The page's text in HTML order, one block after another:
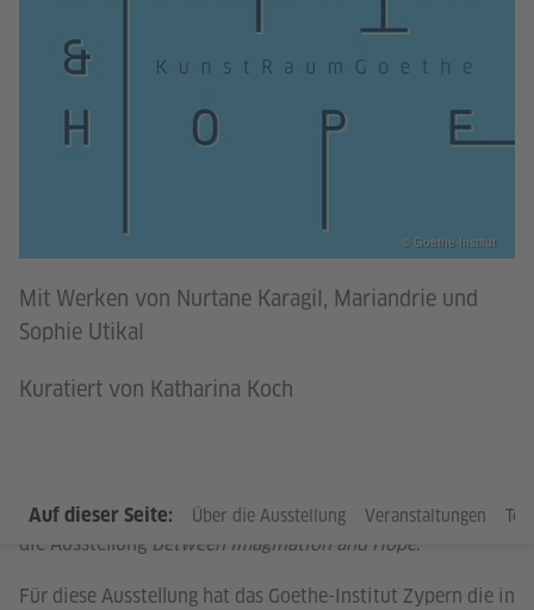
© Goethe-Institut
Mit Werken von Nurtane Karagil, Mariandrie und
Sophie Utikal
Kuratiert von Katharina Koch
Auf dieser Seite: Über die Ausstellung Veranstaltungen
In seiner vierten Ausgabe präsentiertKunstRaumGoethe
die Ausstellung Between Imagination and Hope.
Für diese Ausstellung hat das Goethe-Institut Zypern die in